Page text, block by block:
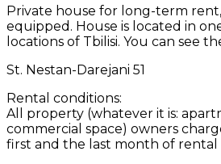
Private house for long-term
equipped. House is located in
locations of Tbilisi. You can see
St. Nestan-Darejani 51
Rental conditions:
All property (whatever it is:
commercial space) owners
first and the last month of rental